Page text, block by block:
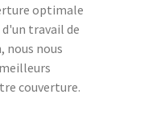
optimale
travail de
nous nous
couverture.